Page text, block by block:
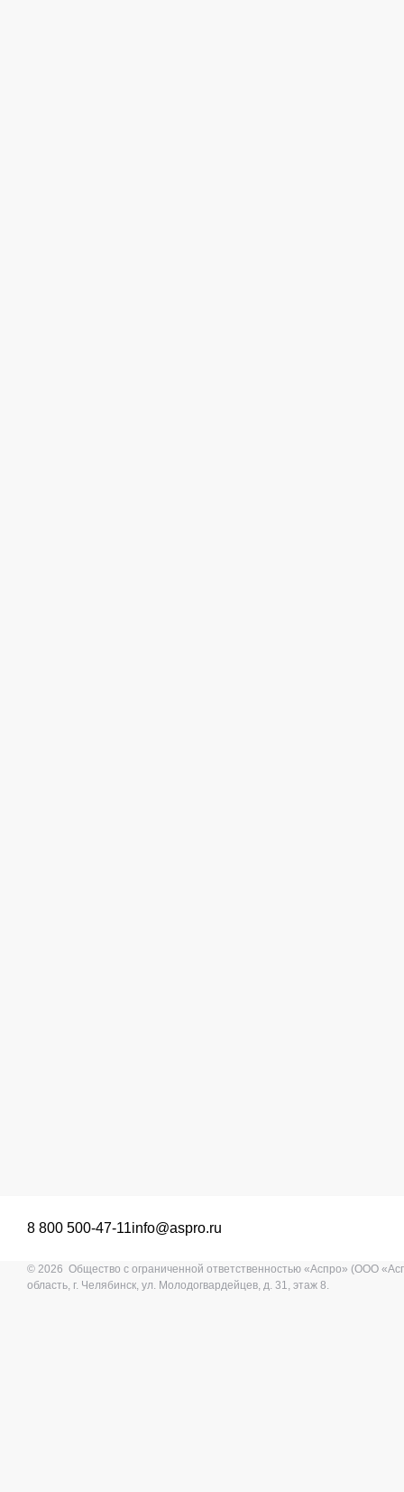
8 800 500-47-11info@aspro.ru
© 2026 Общество с ограниченной ответственностью «Аспро» (ООО
область, г. Челябинск, ул. Молодогвардейцев, д. 31, этаж 8.